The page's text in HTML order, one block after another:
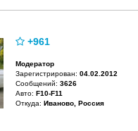
+961
Модератор
Зарегистрирован: 04.02.2012
Сообщений: 3626
Авто: F10-F11
Откуда: Иваново, Россия